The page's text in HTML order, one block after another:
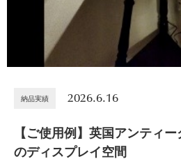
納品実績 2026.6.16
【ご使用例】英国アンティ
のディスプレイ空間